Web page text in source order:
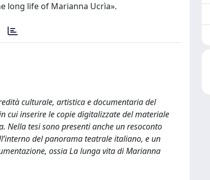
long life of Marianna Ucrìa».
culturale, artistica e documentaria del
cui inserire le copie digitalizzate del materiale
Nella tesi sono presenti anche un resoconto
del panorama teatrale italiano, e un
ossia La lunga vita di Marianna